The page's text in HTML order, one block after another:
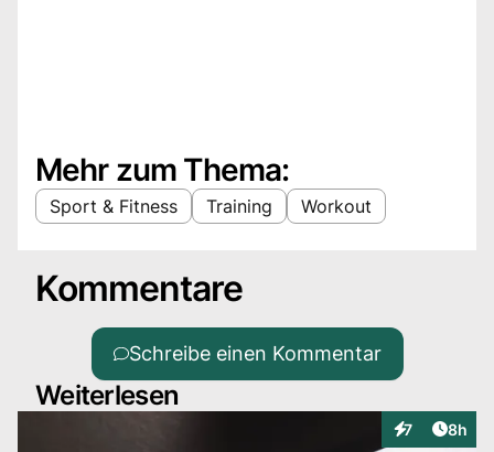
Mehr zum Thema:
Sport & Fitness Training Workout
Kommentare
Schreibe einen Kommentar
Weiterlesen
7
Interaktionen
8h